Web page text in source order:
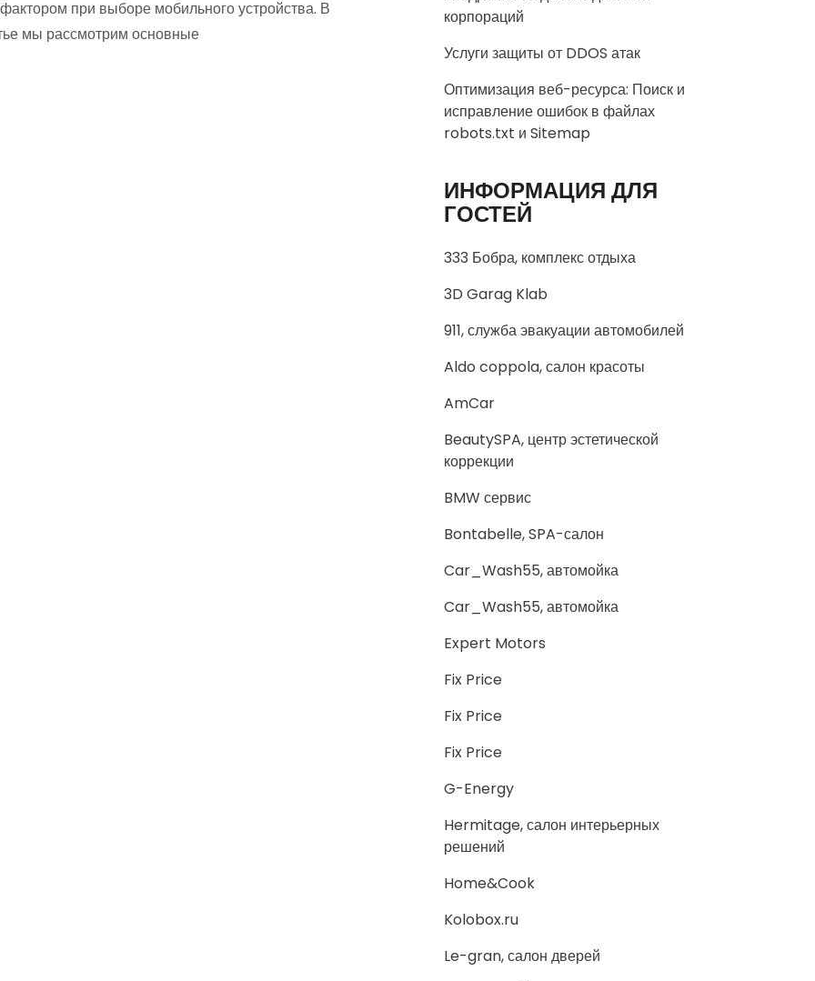
при выборе мобильного устройства. В
мы рассмотрим основные
корпораций
Услуги защиты от DDOS атак
Оптимизация веб-ресурса: Поиск и
исправление ошибок в файлах
robots.txt и Sitemap
ИНФОРМАЦИЯ ДЛЯ
ГОСТЕЙ
333 Бобра, комплекс отдыха
3D Garag Klab
911, служба эвакуации автомобилей
Aldo coppola, салон красоты
AmCar
BeautySPA, центр эстетической
коррекции
BMW сервис
Bontabelle, SPA-салон
Car_Wash55, автомойка
Car_Wash55, автомойка
Expert Motors
Fix Price
Fix Price
Fix Price
G-Energy
Hermitage, салон интерьерных
решений
Home&Cook
Kolobox.ru
Le-gran, салон дверей